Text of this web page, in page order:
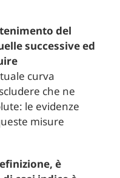
del
successive ed
curva
che ne
le evidenze
misure
è